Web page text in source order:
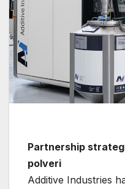
Partnership
polveri
Additive Industries